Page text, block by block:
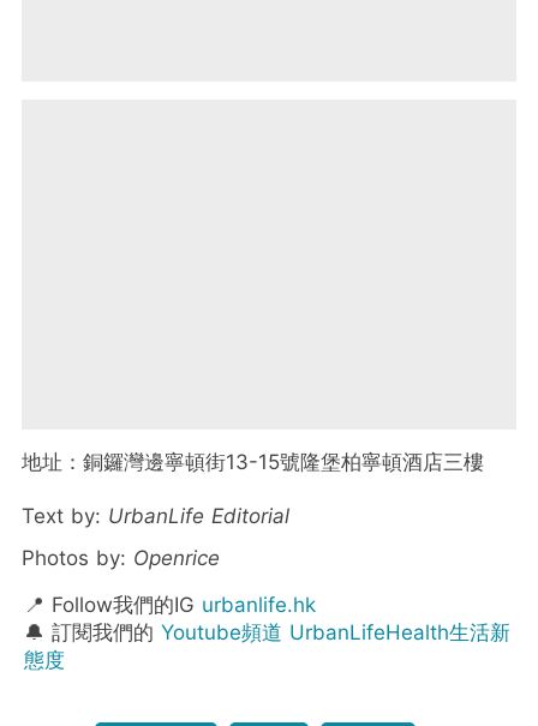
地址：銅鑼灣邊寧頓街13-15號隆堡柏寧頓酒店三樓
Text by: UrbanLife Editorial
Photos by: Openrice
📍 Follow我們的IG urbanlife.hk
🔔 訂閱我們的 Youtube頻道 UrbanLifeHealth生活新
態度